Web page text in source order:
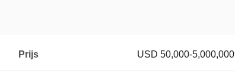
Prijs USD 50,000-5,000,000